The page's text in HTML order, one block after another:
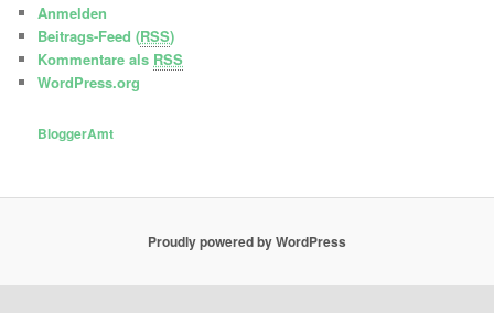
Anmelden
Beitrags-Feed (RSS)
Kommentare als RSS
WordPress.org
BloggerAmt
Proudly powered by WordPress